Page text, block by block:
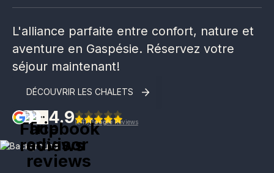
L'alliance parfaite entre confort, nature et
aventure en Gaspésie. Réservez votre
séjour maintenant!
DÉCOUVRIR LES CHALETS
4.9(241)GoogleReviews